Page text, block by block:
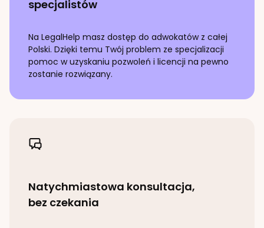
specjalistów
Na LegalHelp masz dostęp do adwokatów z całej
Polski. Dzięki temu Twój problem ze specjalizacji
pomoc w uzyskaniu pozwoleń i licencji na pewno
zostanie rozwiązany.
Natychmiastowa konsultacja,
bez czekania